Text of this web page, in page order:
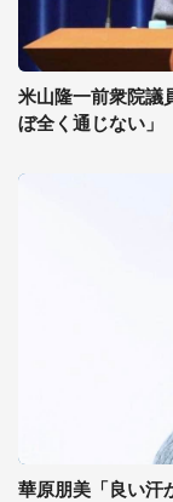
米山隆一前衆院議
ぼ全く通じない」
華原朋美「良い汗